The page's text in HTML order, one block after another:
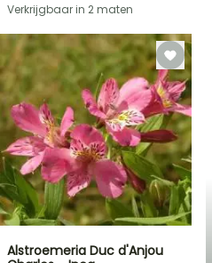
Verkrijgbaar in 2 maten
Alstroemeria Duc d'Anjou